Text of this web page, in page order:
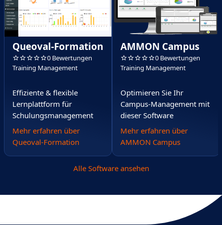
Queoval-Formation
0 Bewertungen
Training Management
Effiziente & flexible
Lernplattform für
Schulungsmanagement
Mehr erfahren über
Queoval-Formation
AMMON Campus
0 Bewertungen
Training Management
Optimieren Sie Ihr
Campus-Management mit
dieser Software
Mehr erfahren über
AMMON Campus
Alle Software ansehen